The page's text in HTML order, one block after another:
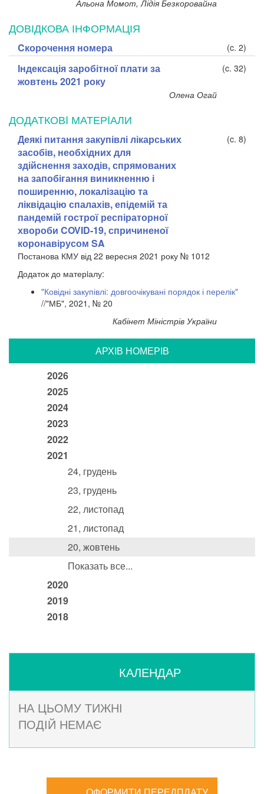
Альона Момот, Лідія Безкоровайна
ДОВІДКОВА ІНФОРМАЦІЯ
Cкорочення номера (c. 2)
Індексація заробітної плати за
жовтень 2021 року
(c. 32)
Олена Огай
ДОДАТКОВI МАТЕРIАЛИ
Деякі питання закупівлі лікарських
засобів, необхідних для
здійснення заходів, спрямованих
на запобігання виникненню і
поширенню, локалізацію та
ліквідацію спалахів, епідемій та
пандемій гострої респіраторної
хвороби COVID-19, спричиненої
коронавірусом SA
(c. 8)
Постанова КМУ від 22 вересня 2021 року № 1012
Додаток до матерiалу:
"Ковідні закупівлі: довгоочікувані порядок і перелік"
//"МБ", 2021, № 20
Кабінет Міністрів України
АРХIВ НОМЕРIВ
2026
2025
2024
2023
2022
2021
24, грудень
23, грудень
22, листопад
21, листопад
20, жовтень
Показать все...
2020
2019
2018
КАЛЕНДАР
НА ЦЬОМУ ТИЖНІ
ПОДІЙ НЕМАЄ